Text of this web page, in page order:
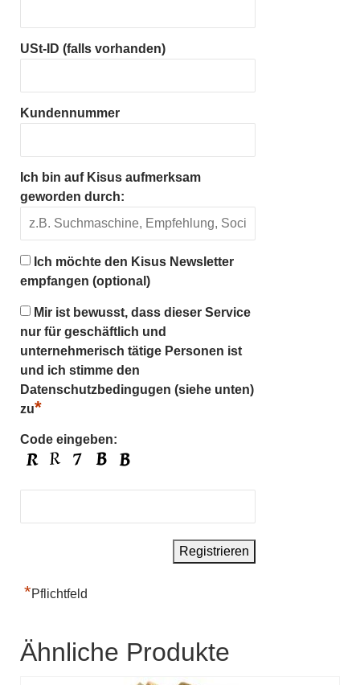
USt-ID (falls vorhanden)
Kundennummer
Ich bin auf Kisus aufmerksam
geworden durch:
Ich möchte den Kisus Newsletter
empfangen (optional)
Mir ist bewusst, dass dieser Service
nur für geschäftlich und
unternehmerisch tätige Personen ist
und ich stimme den
Datenschutzbedingugen (siehe unten)
zu*
Code eingeben:
*Pflichtfeld
Ähnliche Produkte